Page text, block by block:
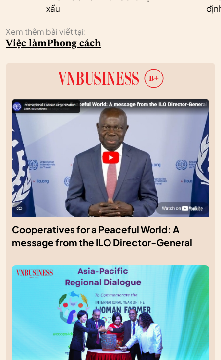
xấu
Xem thêm bài viết tại:
Việc làmPhong cách
Cooperatives for a Peaceful World: A
message from the ILO Director-General